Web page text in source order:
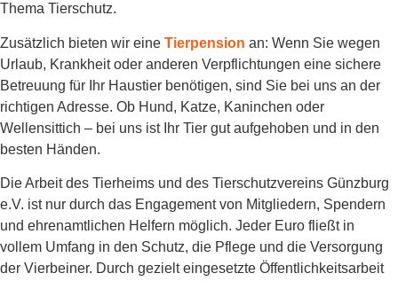
Thema Tierschutz.
Zusätzlich bieten wir eine Tierpension an: Wenn Sie wegen
Urlaub, Krankheit oder anderen Verpflichtungen eine sichere
Betreuung für Ihr Haustier benötigen, sind Sie bei uns an der
richtigen Adresse. Ob Hund, Katze, Kaninchen oder
Wellensittich – bei uns ist Ihr Tier gut aufgehoben und in den
besten Händen.
Die Arbeit des Tierheims und des Tierschutzvereins Günzburg
e.V. ist nur durch das Engagement von Mitgliedern, Spendern
und ehrenamtlichen Helfern möglich. Jeder Euro fließt in
vollem Umfang in den Schutz, die Pflege und die Versorgung
der Vierbeiner. Durch gezielt eingesetzte Öffentlichkeitsarbeit